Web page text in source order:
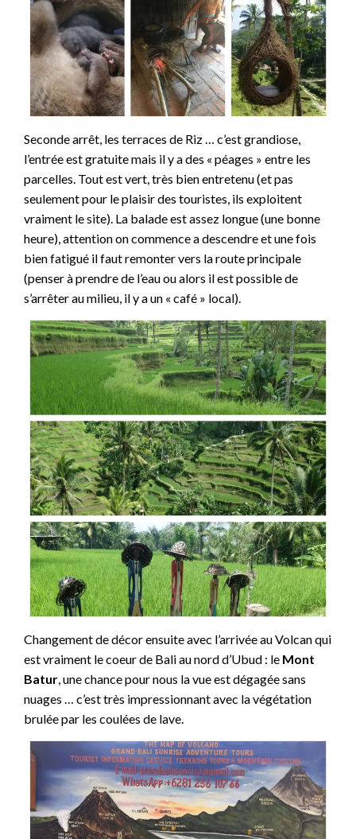
Seconde arrêt, les terraces de Riz … c’est grandiose,
l’entrée est gratuite mais il y a des « péages » entre les
parcelles. Tout est vert, très bien entretenu (et pas
seulement pour le plaisir des touristes, ils exploitent
vraiment le site). La balade est assez longue (une bonne
heure), attention on commence a descendre et une fois
bien fatigué il faut remonter vers la route principale
(penser à prendre de l’eau ou alors il est possible de
s’arrêter au milieu, il y a un « café » local).
Changement de décor ensuite avec l’arrivée au Volcan qui
est vraiment le coeur de Bali au nord d’Ubud : le Mont
Batur, une chance pour nous la vue est dégagée sans
nuages … c’est très impressionnant avec la végétation
brulée par les coulées de lave.